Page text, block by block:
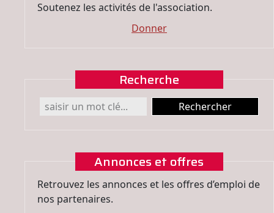
Soutenez les activités de l'association.
Donner
Recherche
Annonces et offres
Retrouvez les annonces et les offres d’emploi de
nos partenaires.